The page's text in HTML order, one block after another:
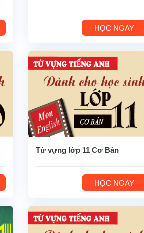
HỌC NGAY
Từ vựng lớp 11 Cơ Bản
HỌC NGAY